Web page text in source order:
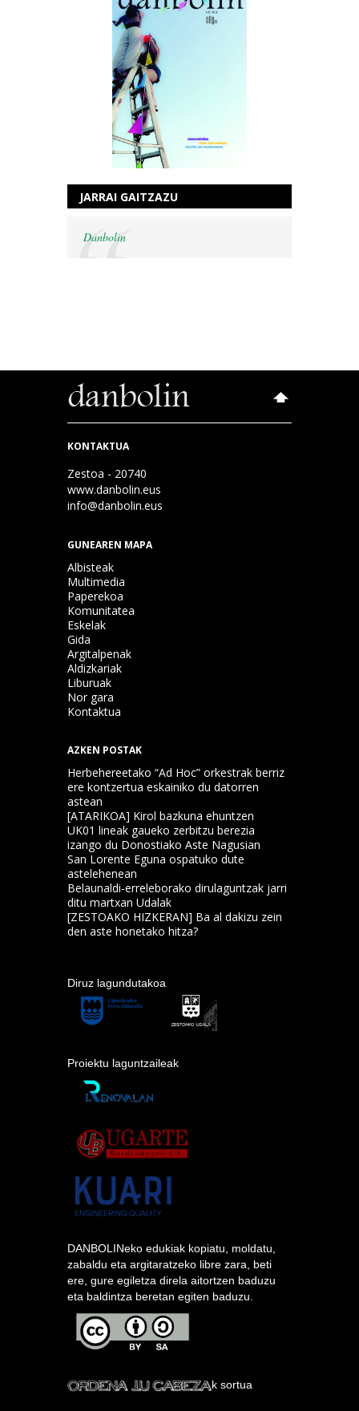
JARRAI GAITZAZU
Danbolin
KONTAKTUA
Zestoa - 20740
www.danbolin.eus
info@danbolin.eus
GUNEAREN MAPA
Albisteak
Multimedia
Paperekoa
Komunitatea
Eskelak
Gida
Argitalpenak
Aldizkariak
Liburuak
Nor gara
Kontaktua
AZKEN POSTAK
Herbehereetako “Ad Hoc” orkestrak berriz
ere kontzertua eskainiko du datorren
astean
[ATARIKOA] Kirol bazkuna ehuntzen
UK01 lineak gaueko zerbitzu berezia
izango du Donostiako Aste Nagusian
San Lorente Eguna ospatuko dute
astelehenean
Belaunaldi-erreleborako dirulaguntzak jarri
ditu martxan Udalak
[ZESTOAKO HIZKERAN] Ba al dakizu zein
den aste honetako hitza?
Diruz lagundutakoa
Proiektu laguntzaileak
DANBOLINeko edukiak kopiatu, moldatu,
zabaldu eta argitaratzeko libre zara, beti
ere, gure egiletza direla aitortzen baduzu
eta baldintza beretan egiten baduzu.
k sortua